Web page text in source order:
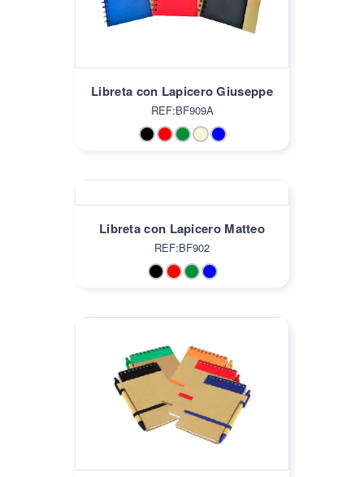
Libreta con Lapicero Giuseppe
REF:BF909A
Libreta con Lapicero Matteo
REF:BF902